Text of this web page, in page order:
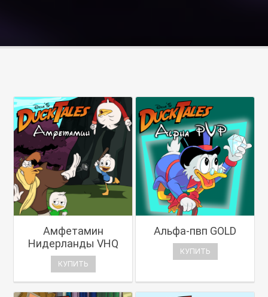
Амфетамин
Нидерланды VHQ
КУПИТЬ
Альфа-пвп GOLD
КУПИТЬ